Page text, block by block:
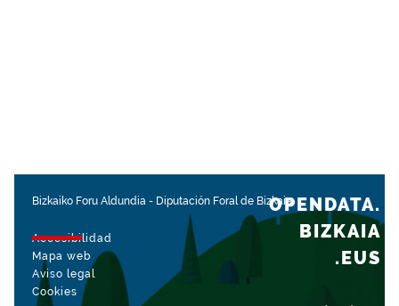
Bizkaiko Foru Aldundia - Diputación Foral de Bizkaia
Accesibilidad
Mapa web
Aviso legal
Cookies
OPENDATA.
BIZKAIA
.EUS